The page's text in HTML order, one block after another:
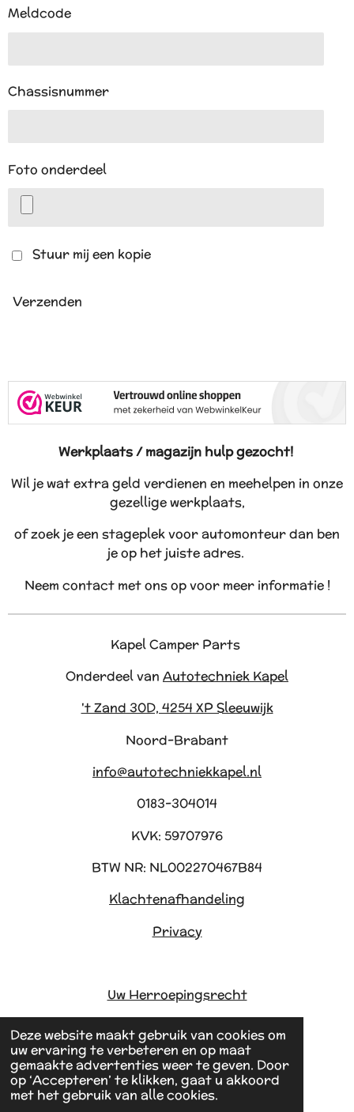
Deze website maakt gebruik van cookies om
uw ervaring te verbeteren en op maat
gemaakte advertenties weer te geven. Door
op ‘Accepteren’ te klikken, gaat u akkoord
met het gebruik van alle cookies.
Meldcode
Chassisnummer
Foto onderdeel
Stuur mij een kopie
Verzenden
Werkplaats / magazijn hulp gezocht!
Wil je wat extra geld verdienen en meehelpen in onze
gezellige werkplaats,
of zoek je een stageplek voor automonteur dan ben
je op het juiste adres.
Neem contact met ons op voor meer informatie !
Kapel Camper Parts
Onderdeel van Autotechniek Kapel
't Zand 30D, 4254 XP Sleeuwijk
Noord-Brabant
info@autotechniekkapel.nl
0183-304014
KVK: 59707976
BTW NR: NL002270467B84
Klachtenafhandeling
Privacy
Uw Herroepingsrecht
R
a
1 2 3 4 5 S